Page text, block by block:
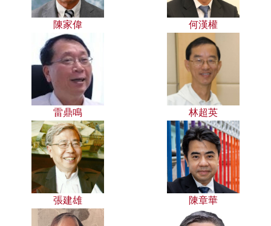
陳家偉 何漢權
雷鼎鳴 林超英
張建雄 陳章華